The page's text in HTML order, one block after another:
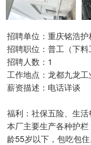
招聘单位：重庆铭浩护
招聘职位：普工（下料
招聘人数：1
工作地点：龙都九龙工
薪资描述：电话详谈
福利：社保五险、生活
本厂主要生产各种护
龄55岁以下，包吃包住